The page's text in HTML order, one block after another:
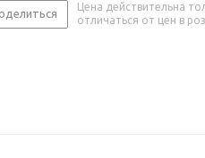
Цена действительна
отличаться от цен в